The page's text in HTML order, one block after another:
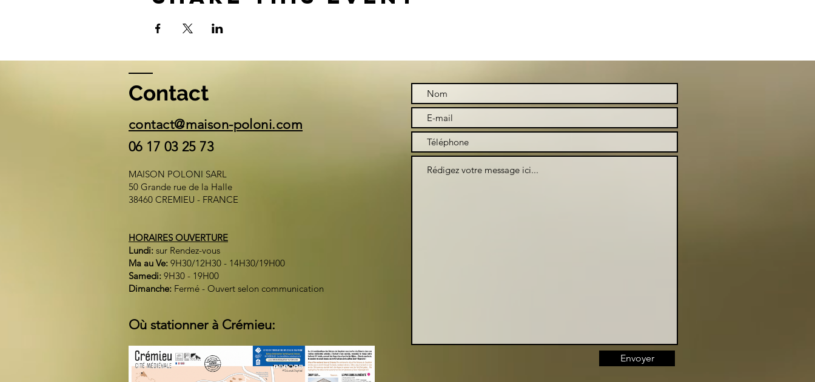
Contact
contact@maison-poloni.com
06 17 03 25 73
MAISON POLONI SARL
50 Grande rue de la Halle
38460 CREMIEU - FRANCE
HORAIRES OUVERTURE
Lundi: sur Rendez-vous
Ma au Ve: 9H30/12H30 - 14H30/19H00
Samedi: 9H30 - 19H00
Dimanche: Fermé - Ouvert selon communication
Envoyer
Où stationner à Crémieu: